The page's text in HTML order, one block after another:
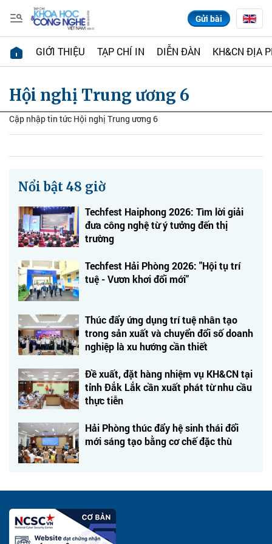
Gửi bài
GIỚI THIỆU TẠP CHÍ IN DIỄN ĐÀN KH&CN ĐỊA
Hội nghị Trung ương 6
Cập nhập tin tức Hội nghị Trung ương 6
Nổi bật 48 giờ
Techfest Haiphong 2026: Tìm lời giải
đưa công nghệ từ ý tưởng đến thị
trường
Techfest Hải Phòng 2026: "Hội tụ trí
tuệ - Vươn khơi đổi mới"
Thúc đẩy ứng dụng trí tuệ nhân tạo
trong sản xuất và chuyển đổi số doanh
nghiệp là xu hướng cần thiết
Đề xuất, đặt hàng nhiệm vụ KH&CN tại
tỉnh Đắk Lắk cần xuất phát từ nhu cầu
thực tiễn
Hải Phòng thúc đẩy hệ sinh thái đổi
mới sáng tạo bằng cơ chế đặc thù